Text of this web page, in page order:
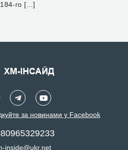
184-го […]
за новинами у Facebook
inside@ukr.net